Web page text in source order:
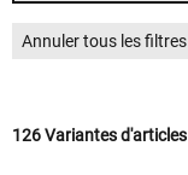
Annuler tous les filtres
126 Variantes d'articles